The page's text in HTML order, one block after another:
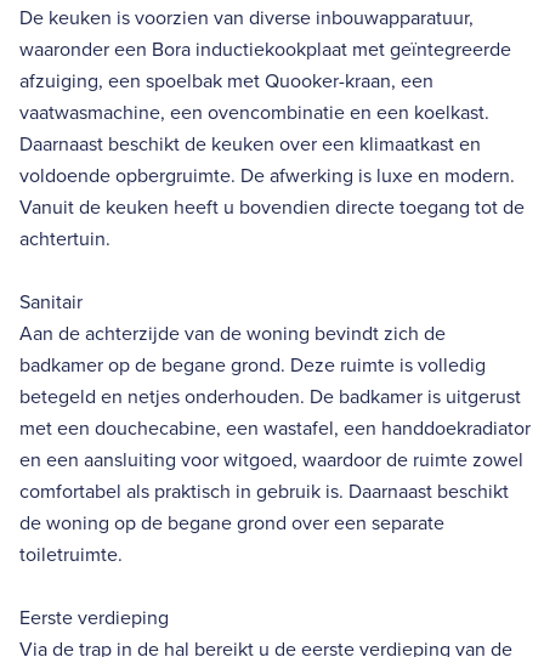
De keuken is voorzien van diverse inbouwapparatuur,
waaronder een Bora inductiekookplaat met geïntegreerde
afzuiging, een spoelbak met Quooker-kraan, een
vaatwasmachine, een ovencombinatie en een koelkast.
Daarnaast beschikt de keuken over een klimaatkast en
voldoende opbergruimte. De afwerking is luxe en modern.
Vanuit de keuken heeft u bovendien directe toegang tot de
achtertuin.
Sanitair
Aan de achterzijde van de woning bevindt zich de
badkamer op de begane grond. Deze ruimte is volledig
betegeld en netjes onderhouden. De badkamer is uitgerust
met een douchecabine, een wastafel, een handdoekradiator
en een aansluiting voor witgoed, waardoor de ruimte zowel
comfortabel als praktisch in gebruik is. Daarnaast beschikt
de woning op de begane grond over een separate
toiletruimte.
Eerste verdieping
Via de trap in de hal bereikt u de eerste verdieping van de